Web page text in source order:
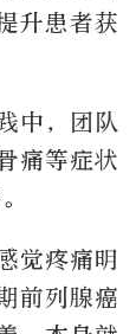
升患者获
中，团队
痛等症状
觉疼痛明
前列腺癌